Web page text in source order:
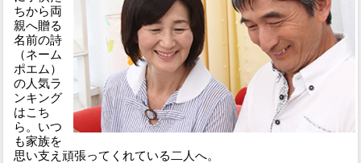
ちから両
親へ贈る
名前の詩
（ネーム
ポエム）
の人気ラ
ンキング
はこち
ら。いつ
も家族を
思い支え頑張ってくれている二人へ。